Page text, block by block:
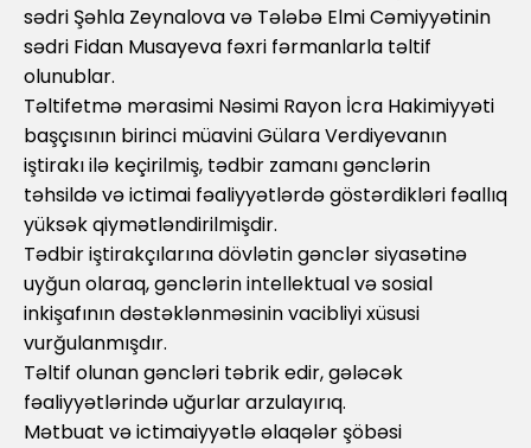
sədri Şəhla Zeynalova və Tələbə Elmi Cəmiyyətinin
sədri Fidan Musayeva fəxri fərmanlarla təltif
olunublar.
Təltifetmə mərasimi Nəsimi Rayon İcra Hakimiyyəti
başçısının birinci müavini Gülara Verdiyevanın
iştirakı ilə keçirilmiş, tədbir zamanı gənclərin
təhsildə və ictimai fəaliyyətlərdə göstərdikləri fəallıq
yüksək qiymətləndirilmişdir.
Tədbir iştirakçılarına dövlətin gənclər siyasətinə
uyğun olaraq, gənclərin intellektual və sosial
inkişafının dəstəklənməsinin vacibliyi xüsusi
vurğulanmışdır.
Təltif olunan gəncləri təbrik edir, gələcək
fəaliyyətlərində uğurlar arzulayırıq.
Mətbuat və ictimaiyyətlə əlaqələr şöbəsi